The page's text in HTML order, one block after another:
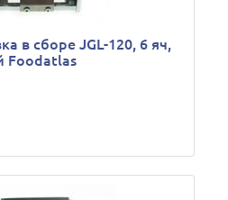
в сборе JGL-120, 6 яч,
Foodatlas